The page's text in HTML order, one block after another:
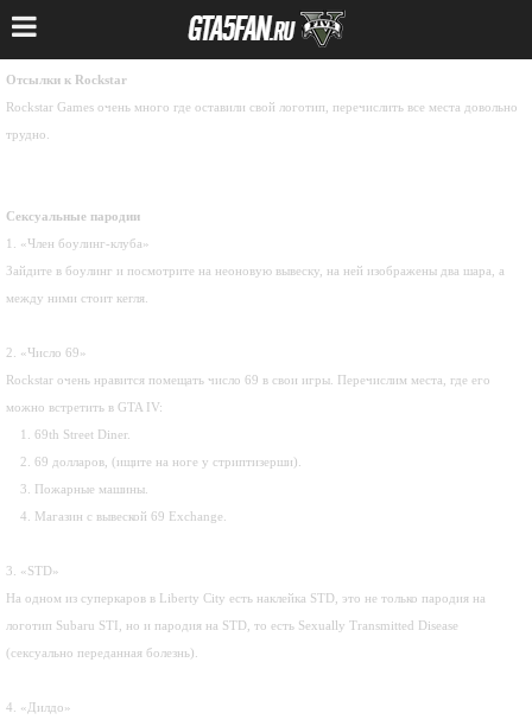
Отсылки к Rockstar
Rockstar Games очень много где оставили свой логотип, перечислить все места довольно
трудно.
Сексуальные пародии
1. «Член боулинг-клуба»
Зайдите в боулинг и посмотрите на неоновую вывеску, на ней изображены два шара, а
между ними стоит кегля.
2. «Число 69»
Rockstar очень нравится помещать число 69 в свои игры. Перечислим места, где его
можно встретить в GTA IV:
1. 69th Street Diner.
2. 69 долларов, (ищите на ноге у стриптизерши).
3. Пожарные машины.
4. Магазин с вывеской 69 Exchange.
3. «STD»
На одном из суперкаров в Liberty City есть наклейка STD, это не только пародия на
логотип Subaru STI, но и пародия на STD, то есть Sexually Transmitted Disease
(cексуально переданная болезнь).
4. «Дилдо»